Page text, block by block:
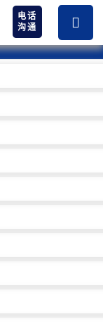
电话
沟通